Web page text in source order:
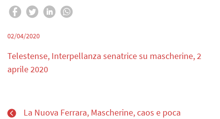
02/04/2020
Telestense, Interpellanza senatrice su mascherine, 2
aprile 2020
La Nuova Ferrara, Mascherine, caos e poca